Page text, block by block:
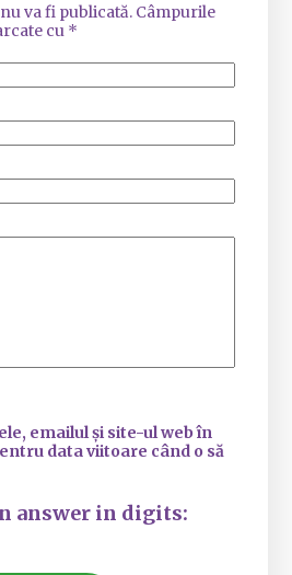
va fi publicată. Câmpurile
cu *
emailul și site-ul web în
data viitoare când o să
answer in digits: